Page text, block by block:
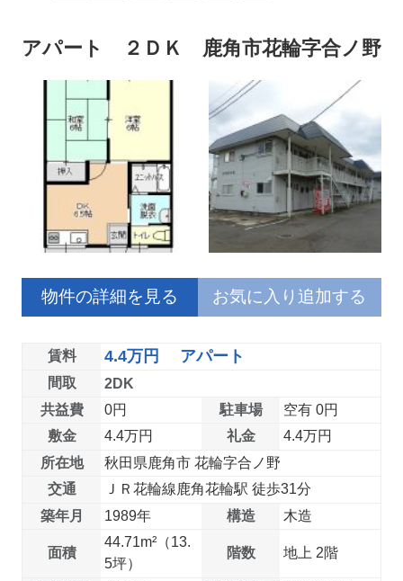
アパート ２ＤＫ 鹿角市花輪字合ノ野
物件の詳細を見る お気に入り追加する
賃料 4.4万円 アパート
間取
2DK
共益費
0円 駐車場
空有 0円
敷金
4.4万円 礼金
4.4万円
所在地
秋田県鹿角市 花輪字合ノ野
交通
ＪＲ花輪線鹿角花輪駅 徒歩31分
築年月
1989年 構造 木造
面積
44.71m²（13.
5坪）
階数 地上 2階